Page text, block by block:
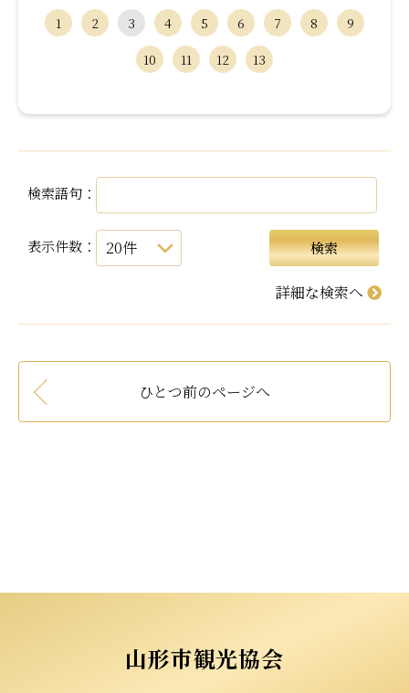
1 2 3 4 5 6 7 8
9
10
11 12 13
検索語句：
表示件数：
詳細な検索へ
ひとつ前のページへ
山形市観光協会